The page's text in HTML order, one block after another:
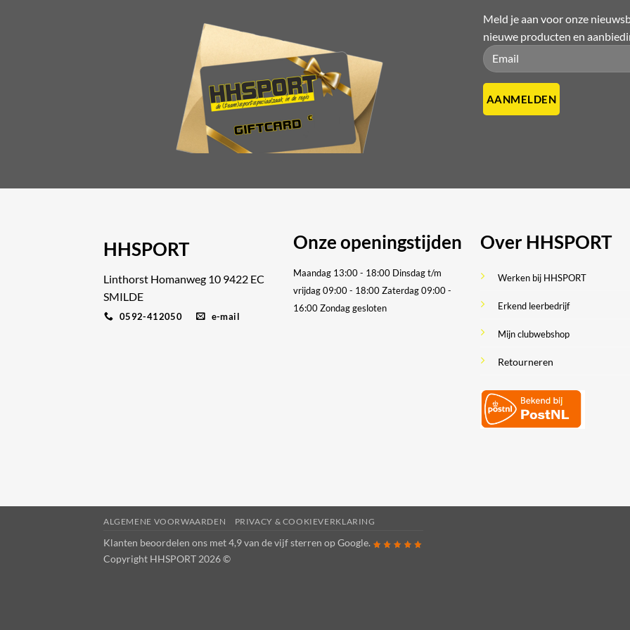
worden
op
de
productpagina
Meld je aan voor onze
nieuwe producten en
Please leave this field empty.
Please leave this field empty.
HHSPORT
Linthorst Homanweg 10 9422 EC
SMILDE
0592-412050 e-mail
Onze openingstijden
Maandag 13:00 - 18:00 Dinsdag t/m
vrijdag 09:00 - 18:00Zaterdag 09:00 -
16:00Zondag gesloten
Over HHSPORT
Werken bij HHSPORT
Erkend leerbedrijf
Mijn clubwebshop
Retourneren
ALGEMENE VOORWAARDEN PRIVACY & COOKIEVERKLARING
Klanten beoordelen ons met 4,9 van de vijf sterren opGoogle.
Copyright HHSPORT 2026 ©